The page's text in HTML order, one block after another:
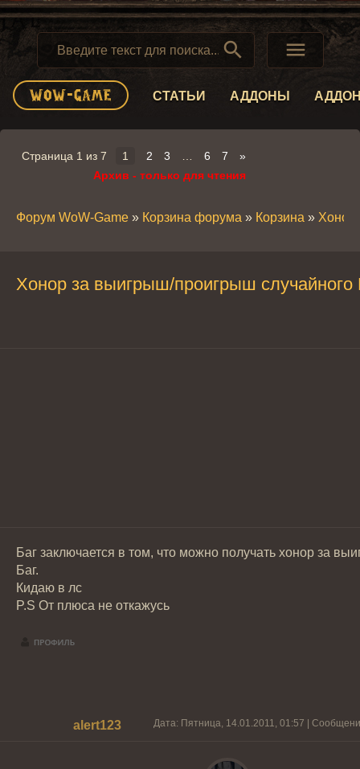
 
СТАТЬИ АДДОНЫ
Страница 1 из 7 1 2 3 6 7
»
Архив - только для чтения
Форум WoW-Game » Корзина форума » Корзина » Хонор
Хонор за выигрыш/проигрыш случайного
Баг заключается в том, что можно получать хонор за
Баг.
Кидаю в лс
P.S От плюса не откажусь
alert123 Дата: Пятница, 14.01.2011, 01:57 |